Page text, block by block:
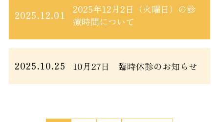
2025.12.01
2025年12月2日（火曜日）の診
療時間について
2025.10.25 10月27日 臨時休診のお知らせ